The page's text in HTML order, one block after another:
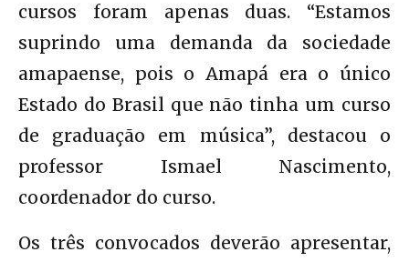
cursos foram apenas duas. “Estamos
suprindo uma demanda da sociedade
amapaense, pois o Amapá era o único
Estado do Brasil que não tinha um curso
de graduação em música”, destacou o
professor Ismael Nascimento,
coordenador do curso.
Os três convocados deverão apresentar,